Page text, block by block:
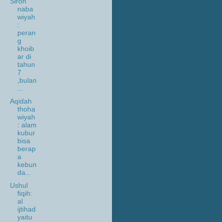
naba
wiyah
:
peran
g
khoib
ar di
tahun
7
,bulan
...
Aqidah
thoha
wiyah
: alam
kubur
bisa
berap
a
kebun
da...
Ushul
fiqih:
al
ijtihad
yaitu